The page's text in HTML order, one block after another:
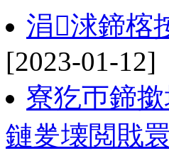
涓浗鍗楁
[2023-01-12]
寮犵帀鍗
鏈夎壊閲戝